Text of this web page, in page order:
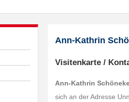
Ann-Kathrin
Visitenkarte /
Ann-Kathrin
sich an der Adresse